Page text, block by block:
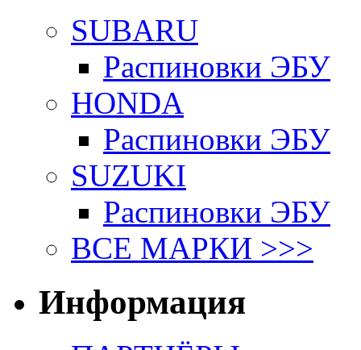
SUBARU
Распиновки ЭБУ
HONDA
Распиновки ЭБУ
SUZUKI
Распиновки ЭБУ
ВСЕ МАРКИ >>>
Информация